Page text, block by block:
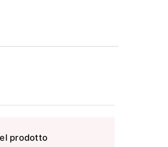
prodotto